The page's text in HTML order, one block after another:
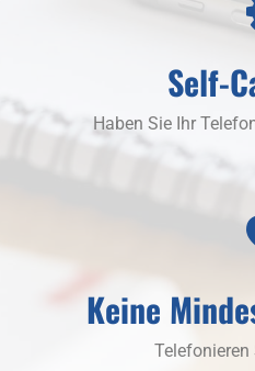
Self-
Haben Sie Ihr
Keine
Telefonieren